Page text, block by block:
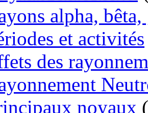
alpha, bêta,
et activités
des
noyaux